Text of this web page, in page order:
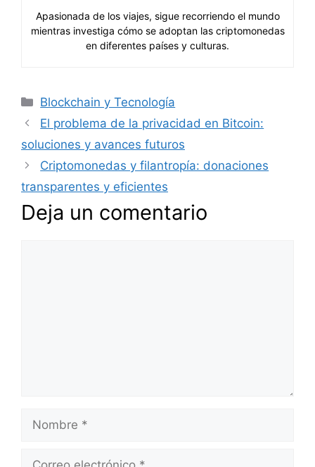
Apasionada de los viajes, sigue recorriendo el mundo
mientras investiga cómo se adoptan las criptomonedas
en diferentes países y culturas.
Categorías
Blockchain y Tecnología
El problema de la privacidad en Bitcoin:
soluciones y avances futuros
Criptomonedas y filantropía: donaciones
transparentes y eficientes
Deja un comentario
Nombre
Correo